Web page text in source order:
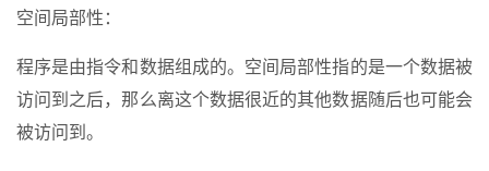
空间局部性：
程序是由指令和数据组成的。空间局部性指的是一个数据被
访问到之后，那么离这个数据很近的其他数据随后也可能会
被访问到。